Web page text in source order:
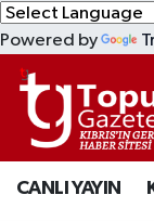
Powered by
CANLI YAYIN
KIBRIS
DÜNYA
EKONOMİ
Lefkoşa
Lefkoşa
Lefkoşa